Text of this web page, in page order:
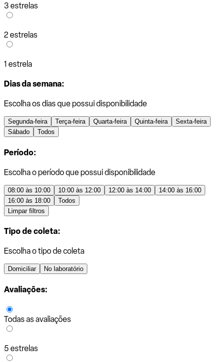
3 estrelas
2 estrelas
1 estrela
Dias da semana:
Escolha os dias que possui disponibilidade
Segunda-feira Terça-feira Quarta-feira Quinta-feira
Sexta-feira
Sábado
Todos
Período:
Escolha o período que possui disponibilidade
08:00 às 10:00 10:00 às 12:00 12:00 às 14:00
14:00 às 16:00
16:00 às 18:00
Todos
Limpar filtros
Tipo de coleta:
Escolha o tipo de coleta
Domiciliar No laboratório
Avaliações:
Todas as avaliações
5 estrelas